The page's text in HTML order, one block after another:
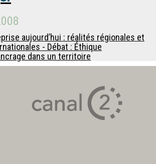
aujourd’hui : réalités régionales et
- Débat : Éthique
dans un territoire